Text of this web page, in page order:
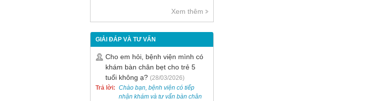
thiết cho sự phát
Xem thêm
GIẢI ĐÁP VÀ TƯ VẤN
Cho em hỏi, bệnh viện mình có
khám bàn chân bẹt cho trẻ 5
tuổi không ạ? (28/03/2026)
Trả lời: Chào bạn, bệnh viện có tiếp
nhận khám và tư vấn bàn chân